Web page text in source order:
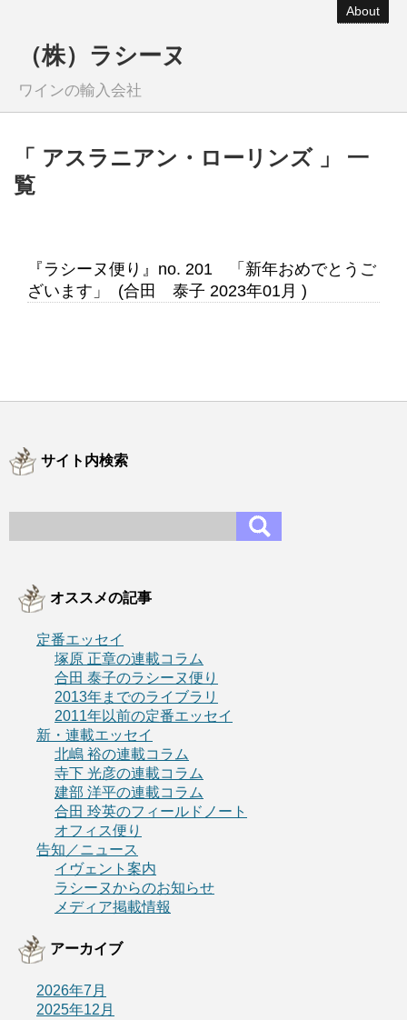
About
（株）ラシーヌ
ワインの輸入会社
「 アスラニアン・ローリンズ 」 一
覧
『ラシーヌ便り』no. 201 「新年おめでとうご
ざいます」 (合田 泰子 2023年01月 )
サイト内検索
オススメの記事
定番エッセイ
塚原 正章の連載コラム
合田 泰子のラシーヌ便り
2013年までのライブラリ
2011年以前の定番エッセイ
新・連載エッセイ
北嶋 裕の連載コラム
寺下 光彦の連載コラム
建部 洋平の連載コラム
合田 玲英のフィールドノート
オフィス便り
告知／ニュース
イヴェント案内
ラシーヌからのお知らせ
メディア掲載情報
アーカイブ
2026年7月
2025年12月